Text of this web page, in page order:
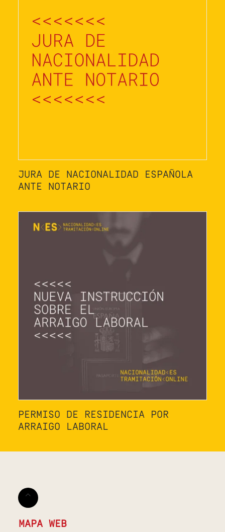
JURA DE NACIONALIDAD ESPAÑOLA
ANTE NOTARIO
PERMISO DE RESIDENCIA POR
ARRAIGO LABORAL
MAPA WEB